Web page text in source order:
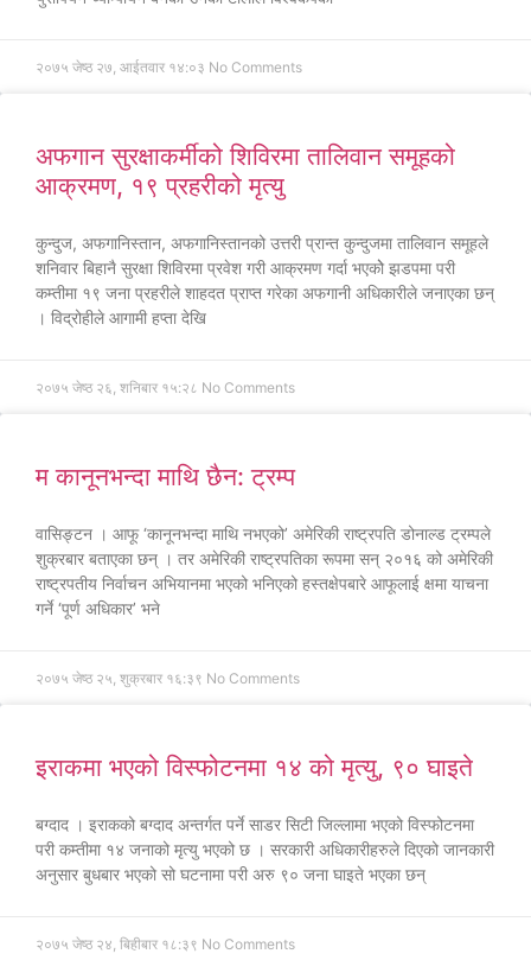
२०७५ जेष्ठ २७, आईतवार १४:०३ No Comments
अफगान सुरक्षाकर्मीको शिविरमा तालिवान समूहको
आक्रमण, १९ प्रहरीको मृत्यु
कुन्दुज, अफगानिस्तान, अफगानिस्तानको उत्तरी प्रान्त कुन्दुजमा तालिवान समूहले
शनिवार बिहानै सुरक्षा शिविरमा प्रवेश गरी आक्रमण गर्दा भएकोे झडपमा परी
कम्तीमा १९ जना प्रहरीले शाहदत प्राप्त गरेका अफगानी अधिकारीले जनाएका छन्
। विद्रोहीले आगामी हप्ता देखि
२०७५ जेष्ठ २६, शनिबार १५:२८ No Comments
म कानूनभन्दा माथि छैन: ट्रम्प
वासिङ्टन । आफू ‘कानूनभन्दा माथि नभएको’ अमेरिकी राष्ट्रपति डोनाल्ड ट्रम्पले
शुक्रबार बताएका छन् । तर अमेरिकी राष्ट्रपतिका रूपमा सन् २०१६ को अमेरिकी
राष्ट्रपतीय निर्वाचन अभियानमा भएको भनिएको हस्तक्षेपबारे आफूलाई क्षमा याचना
गर्ने ‘पूर्ण अधिकार’ भने
२०७५ जेष्ठ २५, शुक्रबार १६:३९ No Comments
इराकमा भएको विस्फोटनमा १४ को मृत्यु, ९० घाइते
बग्दाद । इराकको बग्दाद अन्तर्गत पर्ने साडर सिटी जिल्लामा भएको विस्फोटनमा
परी कम्तीमा १४ जनाको मृत्यु भएको छ । सरकारी अधिकारीहरुले दिएको जानकारी
अनुसार बुधबार भएको सो घटनामा परी अरु ९० जना घाइते भएका छन्
२०७५ जेष्ठ २४, बिहीबार १८:३९ No Comments